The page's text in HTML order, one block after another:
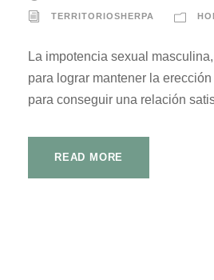
TERRITORIOSHERPA
La impotencia sexual
para lograr mantener la
para conseguir una relación
READ MORE